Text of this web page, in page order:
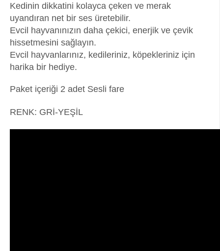
Kedinin dikkatini kolayca çeken ve merak
uyandıran net bir ses üretebilir.
Evcil hayvanınızın daha çekici, enerjik ve çevik
hissetmesini sağlayın.
Evcil hayvanlarınız, kedileriniz, köpekleriniz için
harika bir hediye.
Paket içeriği 2 adet Sesli fare
RENK: GRİ-YEŞİL